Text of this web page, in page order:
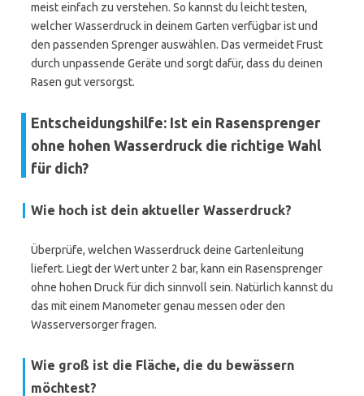
meist einfach zu verstehen. So kannst du leicht testen,
welcher Wasserdruck in deinem Garten verfügbar ist und
den passenden Sprenger auswählen. Das vermeidet Frust
durch unpassende Geräte und sorgt dafür, dass du deinen
Rasen gut versorgst.
Entscheidungshilfe: Ist ein Rasensprenger
ohne hohen Wasserdruck die richtige Wahl
für dich?
Wie hoch ist dein aktueller Wasserdruck?
Überprüfe, welchen Wasserdruck deine Gartenleitung
liefert. Liegt der Wert unter 2 bar, kann ein Rasensprenger
ohne hohen Druck für dich sinnvoll sein. Natürlich kannst du
das mit einem Manometer genau messen oder den
Wasserversorger fragen.
Wie groß ist die Fläche, die du bewässern
möchtest?